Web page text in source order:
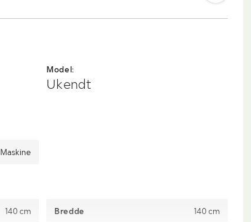
Model:
Ukendt
Maskine
140 cm Bredde 140 cm